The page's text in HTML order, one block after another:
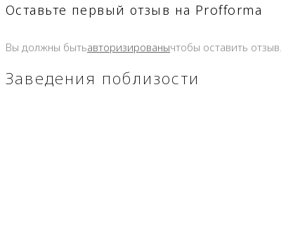
Оставьте первый отзыв на Profforma
Вы должны бытьавторизированычтобы оставить отзыв.
Заведения поблизости